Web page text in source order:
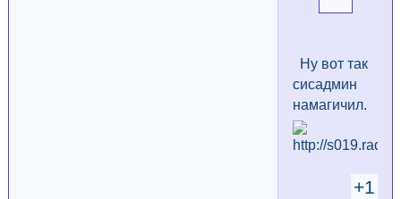
Ну вот так
сисадмин
намагичил.
+1